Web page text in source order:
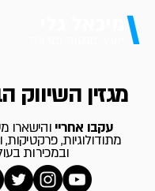
\
מגזין השיווק
עקבו אחריי והישארו
מתודולוגיות, פרקטיקות,
ובמכירות